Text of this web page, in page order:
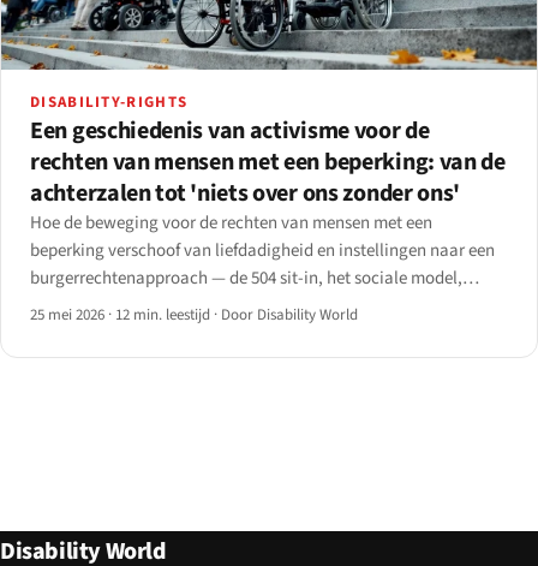
DISABILITY-RIGHTS
Een geschiedenis van activisme voor de
rechten van mensen met een beperking: van de
achterzalen tot 'niets over ons zonder ons'
Hoe de beweging voor de rechten van mensen met een
beperking verschoof van liefdadigheid en instellingen naar een
burgerrechtenapproach — de 504 sit-in, het sociale model,
deinstitutionalisering, de Capitol Crawl en de weg naar het VN-
25 mei 2026 · 12 min. leestijd · Door Disability World
Disability World